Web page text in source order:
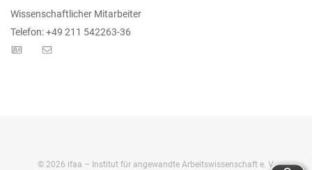
Wissenschaftlicher Mitarbeiter
Telefon: +49 211 542263-36
© 2026 ifaa – Institut für angewandte Arbeitswissenschaft e. V.